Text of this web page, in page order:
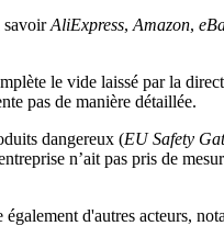
savoirAliExpress, Amazon,
le vide laissé par la
pas de manière détaillée.
dangereux (EU Safety
n’ait pas pris de
d'autres acteurs,